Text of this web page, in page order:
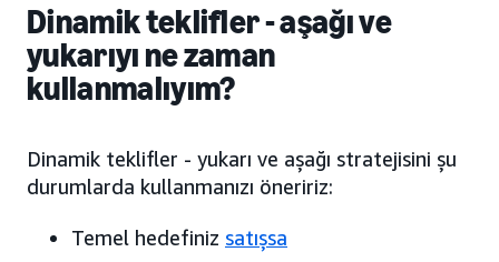
Dinamik teklifler - aşağı ve
yukarıyı ne zaman
kullanmalıyım?
Dinamik teklifler - yukarı ve aşağı stratejisini şu
durumlarda kullanmanızı öneririz:
Temel hedefiniz satışsa